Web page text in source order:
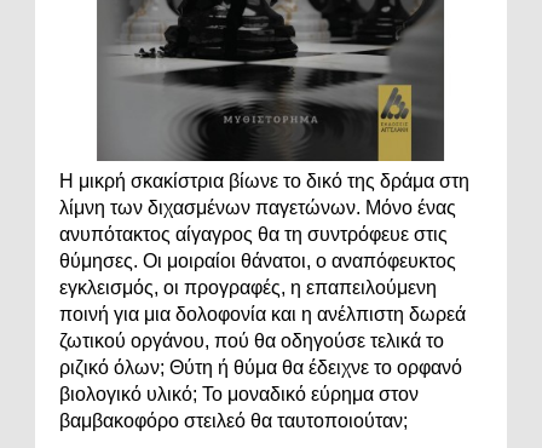
Η μικρή σκακίστρια βίωνε το δικό της δράμα στη
λίμνη των διχασμένων παγετώνων. Μόνο ένας
ανυπότακτος αίγαγρος θα τη συντρόφευε στις
θύμησες. Οι μοιραίοι θάνατοι, ο αναπόφευκτος
εγκλεισμός, οι προγραφές, η επαπειλούμενη
ποινή για μια δολοφονία και η ανέλπιστη δωρεά
ζωτικού οργάνου, πού θα οδηγούσε τελικά το
ριζικό όλων; Θύτη ή θύμα θα έδειχνε το ορφανό
βιολογικό υλικό; Το μοναδικό εύρημα στον
βαμβακοφόρο στειλεό θα ταυτοποιούταν;